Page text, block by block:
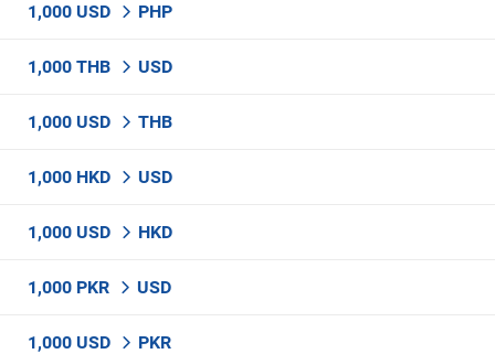
1,000 USD PHP
1,000 THB USD
1,000 USD THB
1,000 HKD USD
1,000 USD HKD
1,000 PKR USD
1,000 USD PKR